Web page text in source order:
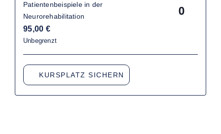
Patientenbeispiele in der
Neurorehabilitation
95,00 €
Unbegrenzt
Anzahl